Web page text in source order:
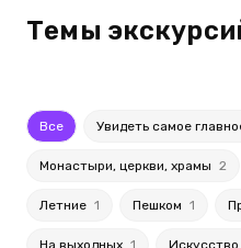
Темы
Все Увидеть самое
Монастыри, церкви, храмы 2
Летние 1 Пешком 1
На выходных 1